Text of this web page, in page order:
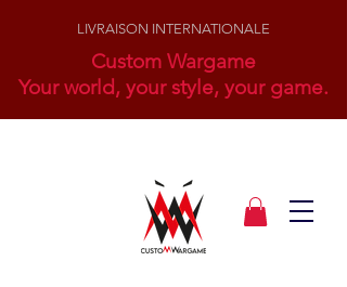
LIVRAISON INTERNATIONALE
Custom Wargame
Your world, your style, your game.